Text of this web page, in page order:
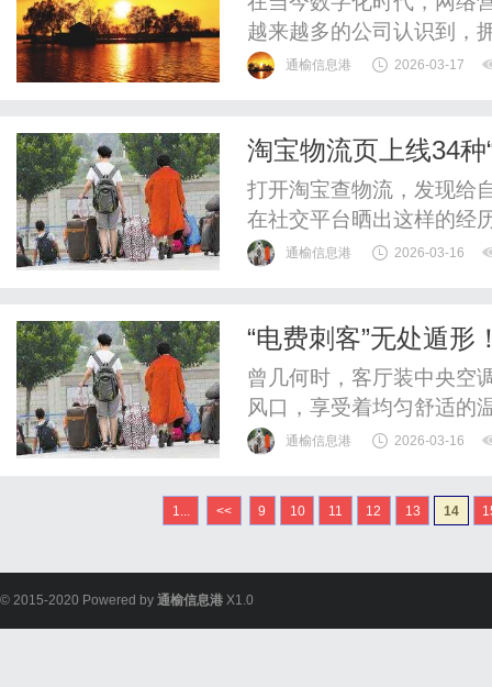
越来越多的公司认识到，
象，还能直接影响到公司
百度SEO公司，将能帮助
通榆信息港 2026-03-17
淘宝物流页上线34
虎派送
打开淘宝查物流，发现
在社交平台晒出这样的经
递咔咔一顿送，哥们儿虎
贝动物派送员”活动。全国
通榆信息港 2026-03-16
“电费刺客”无处遁
时破千万，领跑中
曾几何时，客厅装中央空
风口，享受着均匀舒适的
下。“装得起，用不起”的
袭用户的钱包。近期，美
在京东首发当日实现了销
通榆信息港 2026-03-16
1... << 9 10 11 12 13 14
© 2015-2020 Powered by 通榆信息港 X1.0